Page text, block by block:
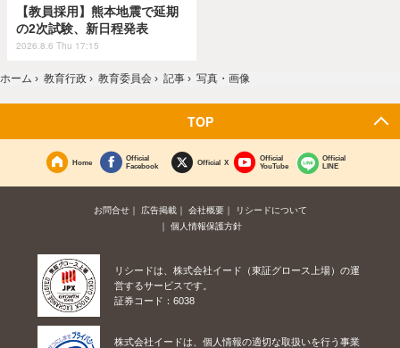
【教員採用】熊本地震で延期
の2次試験、新日程発表
2026.8.6 Thu 17:15
ホーム › 教育行政 › 教育委員会 › 記事 › 写真・画像
TOP
Home
Official
Facebook
Official X
Official
YouTube
Official
LINE
お問合せ 広告掲載 会社概要
リシードについて
個人情報保護方針
リシードは、株式会社イード（東証グロース上場）の運
営するサービスです。
証券コード：6038
株式会社イードは、個人情報の適切な取扱いを行う事業